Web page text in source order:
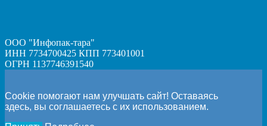
ООО "Инфопак-тара"
ИНН 7734700425 КПП 773401001
ОГРН 1137746391540
Cookie помогают нам улучшать сайт! Оставаясь
здесь, вы соглашаетесь с их использованием.